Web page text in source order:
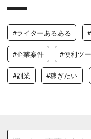
#ライターあるある
#企業案件 #便利ツ
#副業 #稼ぎたい